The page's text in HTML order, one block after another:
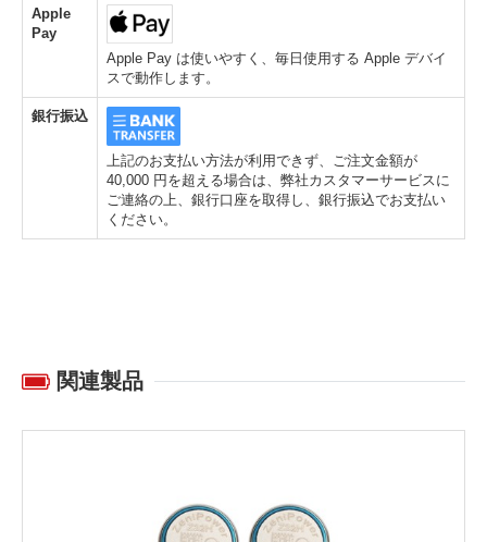
Apple
Pay
Apple Pay は使いやすく、毎日使用する Apple デバイ
スで動作します。
銀行振込
上記のお支払い方法が利用できず、ご注文金額が
40,000 円を超える場合は、弊社カスタマーサービスに
ご連絡の上、銀行口座を取得し、銀行振込でお支払い
ください。
関連製品